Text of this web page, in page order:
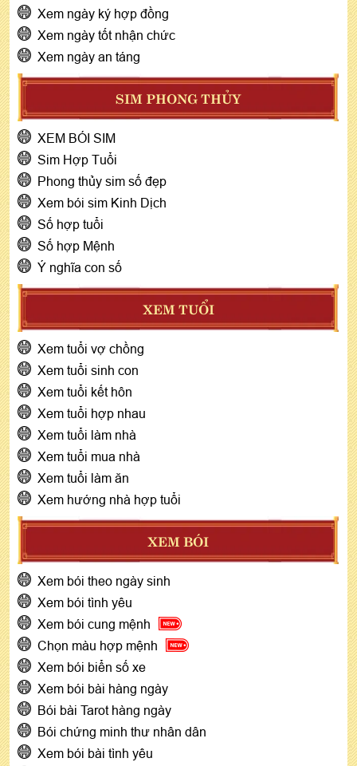
Xem ngày ký hợp đồng
Xem ngày tốt nhận chức
Xem ngày an táng
SIM PHONG THỦY
XEM BÓI SIM
Sim Hợp Tuổi
Phong thủy sim số đẹp
Xem bói sim Kinh Dịch
Số hợp tuổi
Số hợp Mệnh
Ý nghĩa con số
XEM TUỔI
Xem tuổi vợ chồng
Xem tuổi sinh con
Xem tuổi kết hôn
Xem tuổi hợp nhau
Xem tuổi làm nhà
Xem tuổi mua nhà
Xem tuổi làm ăn
Xem hướng nhà hợp tuổi
XEM BÓI
Xem bói theo ngày sinh
Xem bói tình yêu
Xem bói cung mệnh
Chọn màu hợp mệnh
Xem bói biển số xe
Xem bói bài hàng ngày
Bói bài Tarot hàng ngày
Bói chứng minh thư nhân dân
Xem bói bài tình yêu